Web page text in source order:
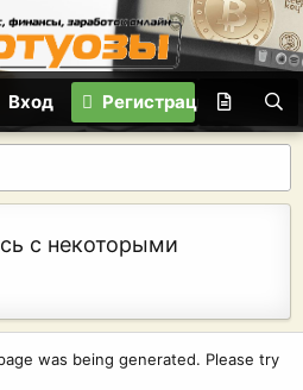
Вход Регистрация
с некоторыми
was being generated. Please try